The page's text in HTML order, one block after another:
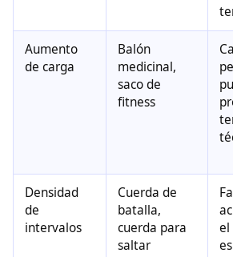
Aumento
de carga
Balón
medicinal,
saco de
fitness
Densidad
de
intervalos
Cuerda de
batalla,
cuerda para
saltar
el